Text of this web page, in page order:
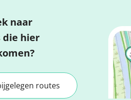
naar
die hier
routes